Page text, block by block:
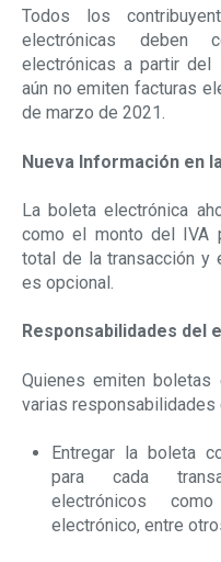
Todos los
electrónicas deben
electrónicas a partir del
aún no emiten facturas
de marzo de 2021.
Nueva Información en
La boleta electrónica
como el monto del IVA
total de la transacción y
es opcional.
Responsabilidades del
Quienes emiten boletas
varias responsabilidades
Entregar la boleta
para cada
electrónicos
electrónico, entre